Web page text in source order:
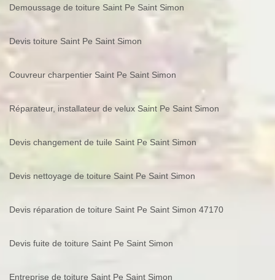
Demoussage de toiture Saint Pe Saint Simon
Devis toiture Saint Pe Saint Simon
Couvreur charpentier Saint Pe Saint Simon
Réparateur, installateur de velux Saint Pe Saint Simon
Devis changement de tuile Saint Pe Saint Simon
Devis nettoyage de toiture Saint Pe Saint Simon
Devis réparation de toiture Saint Pe Saint Simon 47170
Devis fuite de toiture Saint Pe Saint Simon
Entreprise de toiture Saint Pe Saint Simon